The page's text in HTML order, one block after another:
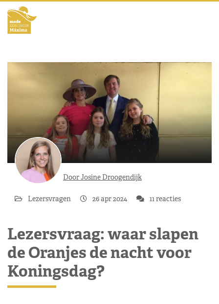
Door Josine Droogendijk
Lezersvragen 26 apr 2024 11 reacties
Lezersvraag: waar slapen
de Oranjes de nacht voor
Koningsdag?